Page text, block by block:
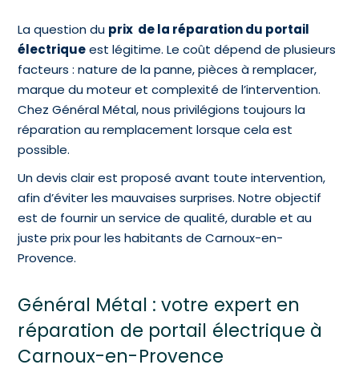
La question du prix de la réparation du portail
électriqueest légitime. Le coût dépend de plusieurs
facteurs : nature de la panne, pièces à remplacer,
marque du moteur et complexité de l’intervention.
Chez Général Métal, nous privilégions toujours la
réparation au remplacement lorsque cela est
possible.
Un devis clair est proposé avant toute intervention,
afin d’éviter les mauvaises surprises. Notre objectif
est de fournir un service de qualité, durable et au
juste prix pour les habitants de Carnoux-en-
Provence.
Général Métal : votre expert en
réparation de portail électrique à
Carnoux-en-Provence